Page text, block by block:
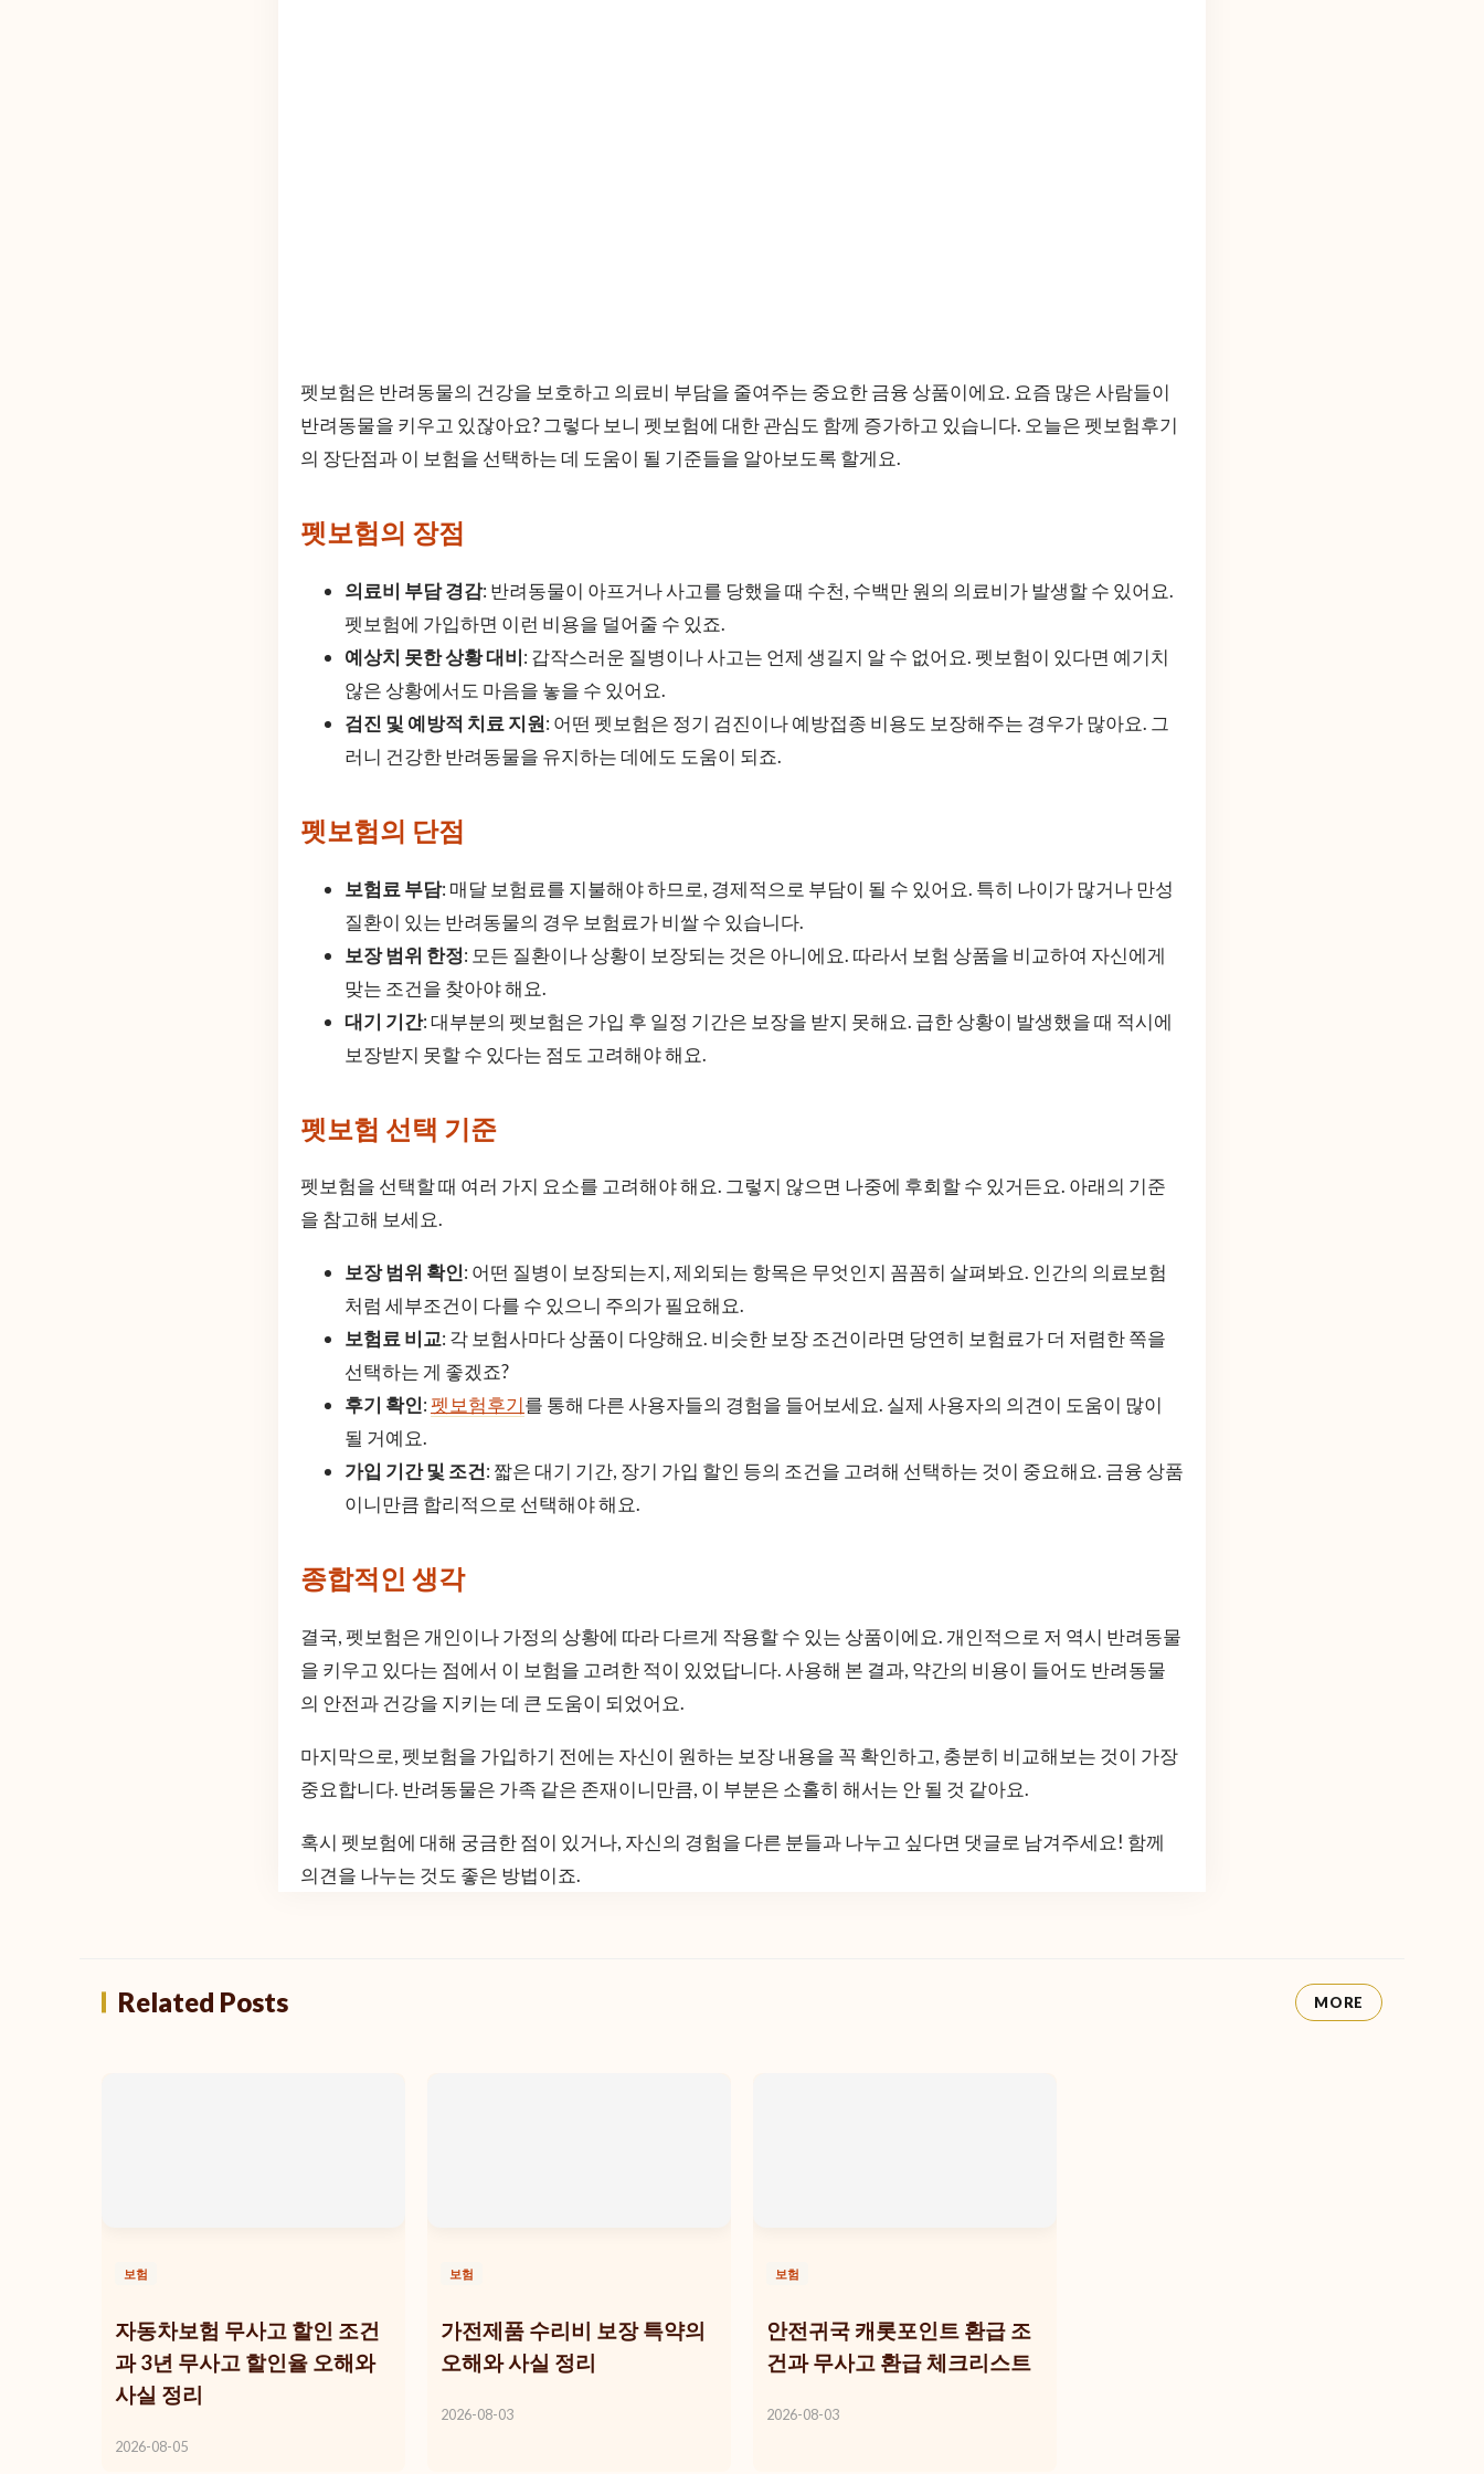
펫보험은 반려동물의 건강을 보호하고 의료비 부담을 줄여주는 중요한 금융 상품이에요. 요즘 많은 사람들이
반려동물을 키우고 있잖아요? 그렇다 보니 펫보험에 대한 관심도 함께 증가하고 있습니다. 오늘은 펫보험후기
의 장단점과 이 보험을 선택하는 데 도움이 될 기준들을 알아보도록 할게요.
펫보험의 장점
의료비 부담 경감: 반려동물이 아프거나 사고를 당했을 때 수천, 수백만 원의 의료비가 발생할 수 있어요.
펫보험에 가입하면 이런 비용을 덜어줄 수 있죠.
예상치 못한 상황 대비: 갑작스러운 질병이나 사고는 언제 생길지 알 수 없어요. 펫보험이 있다면 예기치
않은 상황에서도 마음을 놓을 수 있어요.
검진 및 예방적 치료 지원: 어떤 펫보험은 정기 검진이나 예방접종 비용도 보장해주는 경우가 많아요. 그
러니 건강한 반려동물을 유지하는 데에도 도움이 되죠.
펫보험의 단점
보험료 부담: 매달 보험료를 지불해야 하므로, 경제적으로 부담이 될 수 있어요. 특히 나이가 많거나 만성
질환이 있는 반려동물의 경우 보험료가 비쌀 수 있습니다.
보장 범위 한정: 모든 질환이나 상황이 보장되는 것은 아니에요. 따라서 보험 상품을 비교하여 자신에게
맞는 조건을 찾아야 해요.
대기 기간: 대부분의 펫보험은 가입 후 일정 기간은 보장을 받지 못해요. 급한 상황이 발생했을 때 적시에
보장받지 못할 수 있다는 점도 고려해야 해요.
펫보험 선택 기준
펫보험을 선택할 때 여러 가지 요소를 고려해야 해요. 그렇지 않으면 나중에 후회할 수 있거든요. 아래의 기준
을 참고해 보세요.
보장 범위 확인: 어떤 질병이 보장되는지, 제외되는 항목은 무엇인지 꼼꼼히 살펴봐요. 인간의 의료보험
처럼 세부조건이 다를 수 있으니 주의가 필요해요.
보험료 비교: 각 보험사마다 상품이 다양해요. 비슷한 보장 조건이라면 당연히 보험료가 더 저렴한 쪽을
선택하는 게 좋겠죠?
후기 확인: 펫보험후기를 통해 다른 사용자들의 경험을 들어보세요. 실제 사용자의 의견이 도움이 많이
될 거예요.
가입 기간 및 조건: 짧은 대기 기간, 장기 가입 할인 등의 조건을 고려해 선택하는 것이 중요해요. 금융 상품
이니만큼 합리적으로 선택해야 해요.
종합적인 생각
결국, 펫보험은 개인이나 가정의 상황에 따라 다르게 작용할 수 있는 상품이에요. 개인적으로 저 역시 반려동물
을 키우고 있다는 점에서 이 보험을 고려한 적이 있었답니다. 사용해 본 결과, 약간의 비용이 들어도 반려동물
의 안전과 건강을 지키는 데 큰 도움이 되었어요.
마지막으로, 펫보험을 가입하기 전에는 자신이 원하는 보장 내용을 꼭 확인하고, 충분히 비교해보는 것이 가장
중요합니다. 반려동물은 가족 같은 존재이니만큼, 이 부분은 소홀히 해서는 안 될 것 같아요.
혹시 펫보험에 대해 궁금한 점이 있거나, 자신의 경험을 다른 분들과 나누고 싶다면 댓글로 남겨주세요! 함께
의견을 나누는 것도 좋은 방법이죠.
Related Posts MORE
보험
자동차보험 무사고 할인 조건
과 3년 무사고 할인율 오해와
사실 정리
2026-08-05
보험
가전제품 수리비 보장 특약의
오해와 사실 정리
2026-08-03
보험
안전귀국 캐롯포인트 환급 조
건과 무사고 환급 체크리스트
2026-08-03